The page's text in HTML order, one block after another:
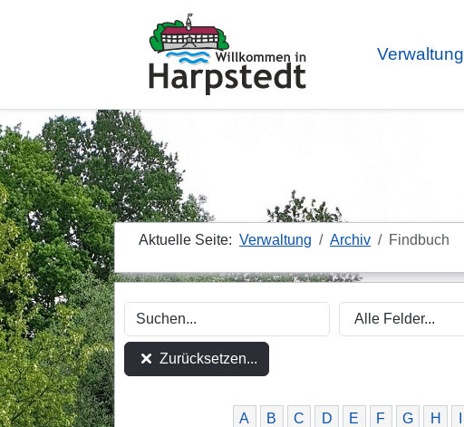
Verwaltung
Aktuelle Seite: Verwaltung Archiv Findbuch
Zurücksetzen...
A B C D E F G H